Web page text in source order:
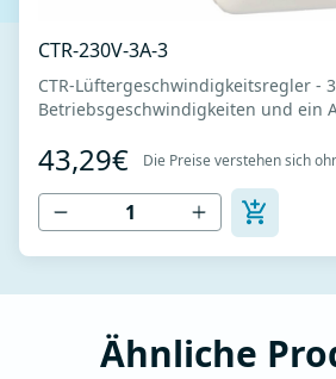
CTR-230V-3A-3
CTR-Lüftergeschwindigkeitsregler - 3
Betriebsgeschwindigkeiten und ein
Oberflächeninstallation - Geeignet
schwierigen Arbeitsbedingungen
usw.)
43,29€ Die Preise verstehen sich
Ähnliche